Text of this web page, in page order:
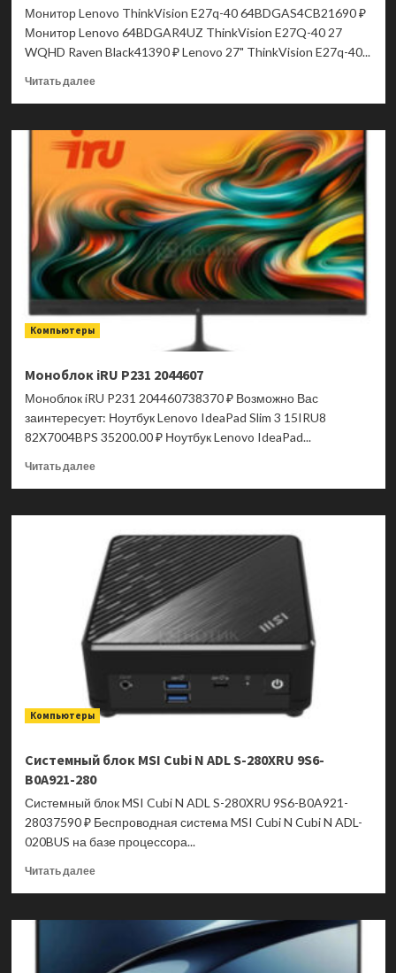
Монитор Lenovo ThinkVision E27q-40 64BDGAS4CB21690 ₽
Монитор Lenovo 64BDGAR4UZ ThinkVision E27Q-40 27
WQHD Raven Black41390 ₽ Lenovo 27" ThinkVision E27q-40...
Читать далееПрочитать
Монитор
Lenovo
ThinkVision
E27q-
40
64BDGAS4CB
Компьютеры
Моноблок iRU P231 2044607
Моноблок iRU P231 204460738370 ₽ Возможно Вас
заинтересует: Ноутбук Lenovo IdeaPad Slim 3 15IRU8
82X7004BPS 35200.00 ₽ Ноутбук Lenovo IdeaPad...
Читать далееПрочитать
Моноблок
P231
2044607
Компьютеры
Системный блок MSI Cubi N ADL S-280XRU 9S6-
B0A921-280
Системный блок MSI Cubi N ADL S-280XRU 9S6-B0A921-
28037590 ₽ Беспроводная система MSI Cubi N Cubi N ADL-
020BUS на базе процессора...
Читать далееПрочитать
Системный
Cubi